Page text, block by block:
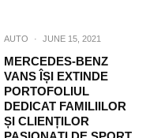
AUTO · JUNE 15, 2021
MERCEDES-BENZ
VANS ÎȘI EXTINDE
PORTOFOLIUL
DEDICAT FAMILIILOR
ȘI CLIENȚILOR